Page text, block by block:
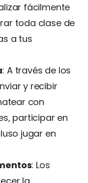
fácilmente
toda clase de
a tus
: A través de los
y recibir
con
participar en
jugar en
: Los
la